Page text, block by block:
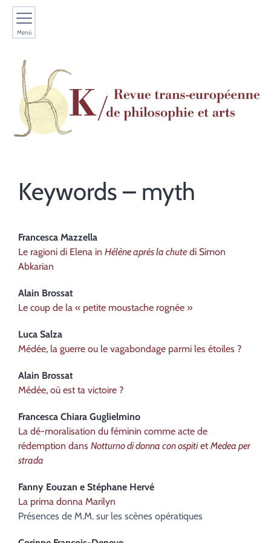
Menù
Keywords – myth
Francesca Mazzella
Le ragioni di Elena in Hélène après la chute di Simon
Abkarian
Alain Brossat
Le coup de la « petite moustache rognée »
Luca Salza
Médée, la guerre ou le vagabondage parmi les étoiles ?
Alain Brossat
Médée, où est ta victoire ?
Francesca Chiara Guglielmino
La dé-moralisation du féminin comme acte de
rédemption dans Notturno di donna con ospitietMedea per
strada
Fanny Eouzan e Stéphane Hervé
La prima donna Marilyn
Présences de M.M. sur les scènes opératiques